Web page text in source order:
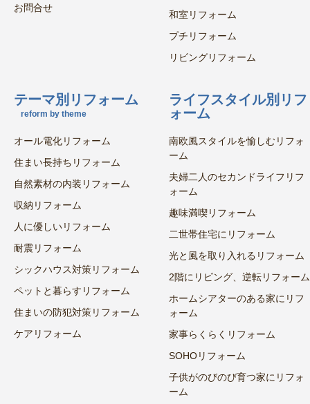
お問合せ
和室リフォーム
プチリフォーム
リビングリフォーム
テーマ別リフォーム
reform by theme
オール電化リフォーム
住まい長持ちリフォーム
自然素材の内装リフォーム
収納リフォーム
人に優しいリフォーム
耐震リフォーム
シックハウス対策リフォーム
ペットと暮らすリフォーム
住まいの防犯対策リフォーム
ケアリフォーム
ライフスタイル別リフ
ォーム
南欧風スタイルを愉しむリフォ
ーム
夫婦二人のセカンドライフリフ
ォーム
趣味満喫リフォーム
二世帯住宅にリフォーム
光と風を取り入れるリフォーム
2階にリビング、逆転リフォーム
ホームシアターのある家にリフ
ォーム
家事らくらくリフォーム
SOHOリフォーム
子供がのびのび育つ家にリフォ
ーム